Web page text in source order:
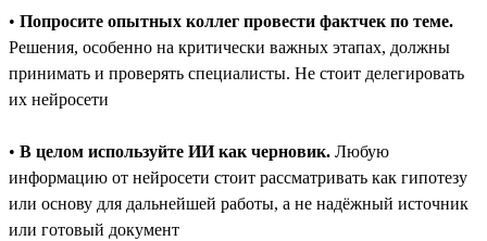
• Попросите опытных коллег провести фактчек по теме.
Решения, особенно на критически важных этапах, должны
принимать и проверять специалисты. Не стоит делегировать
их нейросети
• В целом используйте ИИ как черновик. Любую
информацию от нейросети стоит рассматривать как гипотезу
или основу для дальнейшей работы, а не надёжный источник
или готовый документ